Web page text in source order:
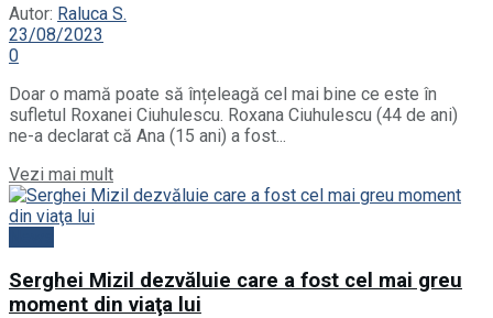
Autor: Raluca S.
23/08/2023
0
Doar o mamă poate să înțeleagă cel mai bine ce este în
sufletul Roxanei Ciuhulescu. Roxana Ciuhulescu (44 de ani)
ne-a declarat că Ana (15 ani) a fost...
Vezi mai mult
Serghei Mizil dezvăluie care a fost cel mai greu
moment din viaţa lui